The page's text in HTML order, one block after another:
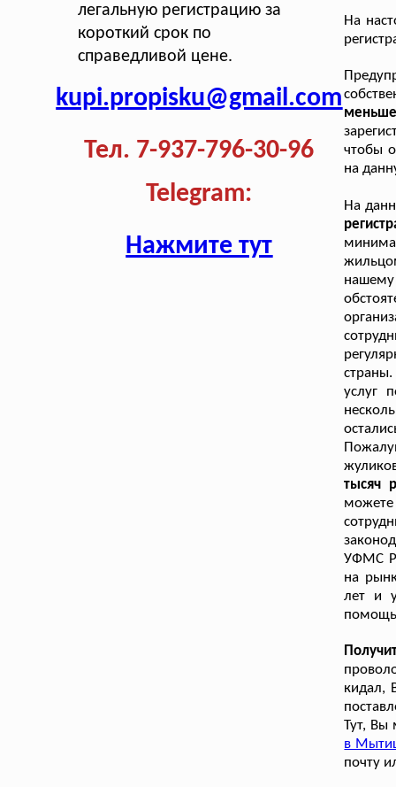
легальную регистрацию за
короткий срок по
справедливой цене.
kupi.propisku@gmail.com
Тел. 7-937-796-30-96
Telegram:
Нажмите тут
На
чтобы
на
На
услуг
тысяч
УФМС
на
лет и
кидал,
Тут, Вы
в
почту